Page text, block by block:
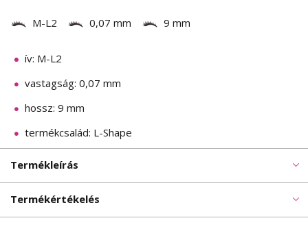
M-L2 0,07 mm 9 mm
ív: M-L2
vastagság: 0,07 mm
hossz: 9 mm
termékcsalád: L-Shape
Termékleírás
Termékértékelés